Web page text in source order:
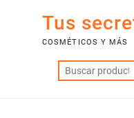
contenido
Tus
COSMÉTICOS Y MÁS